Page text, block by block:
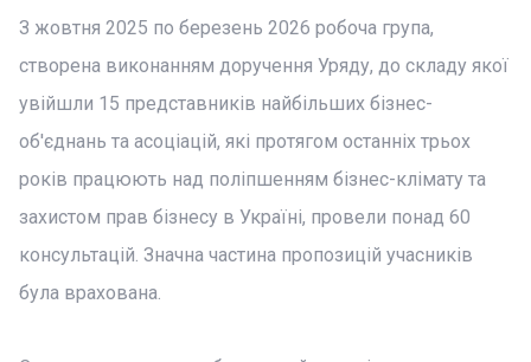
З жовтня 2025 по березень 2026 робоча група,
створена виконанням доручення Уряду, до складу якої
увійшли 15 представників найбільших бізнес-
об'єднань та асоціацій, які протягом останніх трьох
років працюють над поліпшенням бізнес-клімату та
захистом прав бізнесу в Україні, провели понад 60
консультацій. Значна частина пропозицій учасників
була врахована.